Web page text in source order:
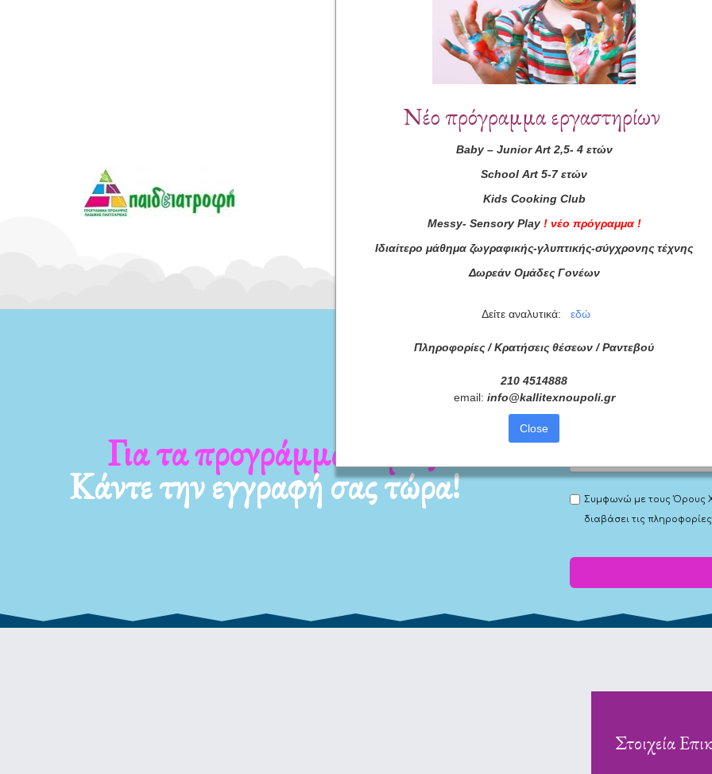
Συνεργάτες
Για τα νέα μας Για τα
Κάντε την εγγραφή σας τώρα! Συμφωνώ με τουςΌρους
διαβάσει τις
Στοιχεία
Νέο πρόγραμμα εργαστηρίων
Baby– Junior Art2,5- 4 ετών
School Art 5-7 ετών
Kids Cooking Club
Messy- Sensory Play ! νέο πρόγραμμα !
Ιδιαίτερο μάθημα ζωγραφικής-γλυπτικής-σύγχρονης τέχνης
Δωρεάν Ομάδες Γονέων
Δείτε αναλυτικά: εδώ
Πληροφορίες / Κρατήσεις θέσεων / Ραντεβού
210 4514888
email: info@kallitexnoupoli.gr
Close